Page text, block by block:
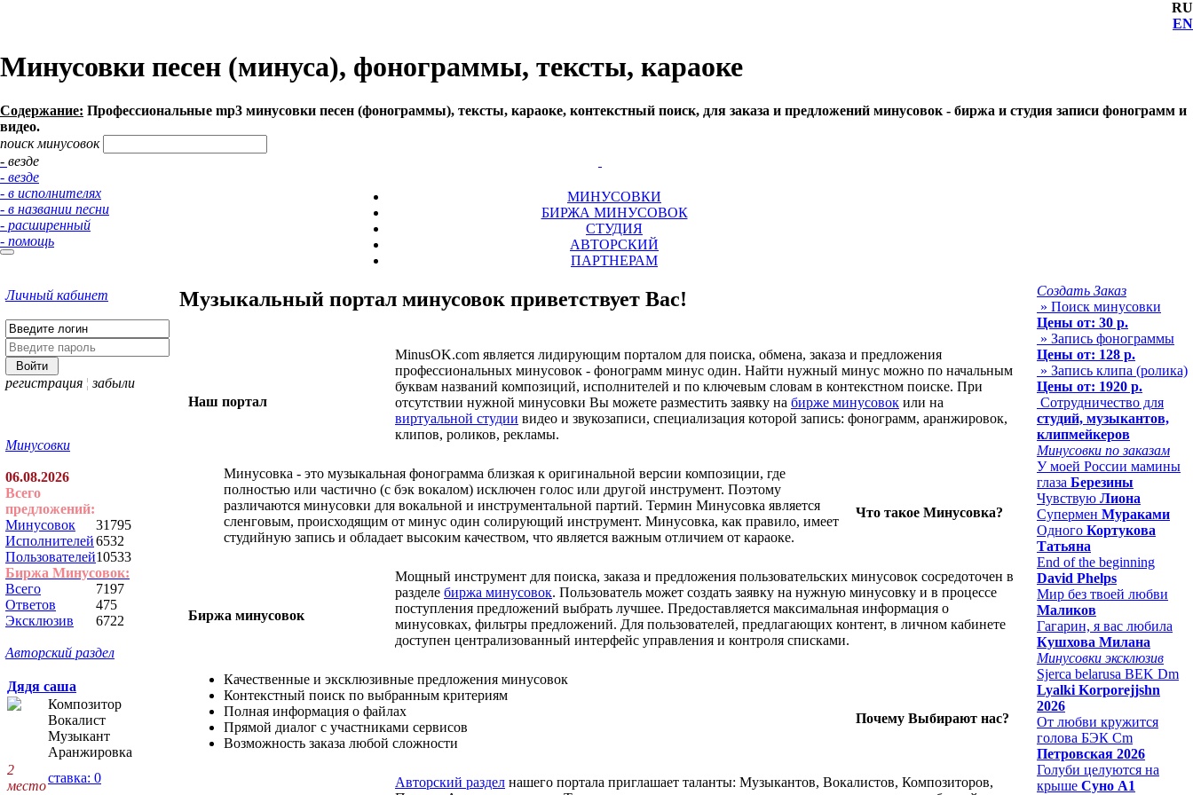
RU
EN
Минусовки песен (минуса), фонограммы, тексты, караоке
Содержание: Профессиональные mp3 минусовки песен (фонограммы), тексты, караоке, контекстный поиск, для заказа и предложений минусовок - биржа и студия записи фонограмм и
видео.
поиск минусовок
- везде
- везде
- в исполнителях
- в названии песни
- расширенный
- помощь
МИНУСОВКИ
БИРЖА МИНУСОВОК
СТУДИЯ
АВТОРСКИЙ
ПАРТНЕРАМ
Личный кабинет
регистрация ¦ забыли
Минусовки
06.08.2026
Всего
предложений:
Минусовок
31795
Исполнителей6532
Пользователей10533
Биржа Минусовок:
Всего
7197
Ответов
475
Эксклюзив
6722
Авторский раздел
Дядя саша
Композитор
Вокалист
Музыкант
Аранжировка
2
место
ставка: 0
Музыкальный портал минусовок приветствует Вас!
Наш портал
MinusOK.com является лидирующим порталом для поиска, обмена, заказа и предложения
профессиональных минусовок - фонограмм минус один. Найти нужный минус можно по начальным
буквам названий композиций, исполнителей и по ключевым словам в контекстном поиске. При
отсутствии нужной минусовки Вы можете разместить заявку на бирже минусовок или на
виртуальной студии видео и звукозаписи, специализация которой запись: фонограмм, аранжировок,
клипов, роликов, рекламы.
Минусовка - это музыкальная фонограмма близкая к оригинальной версии композиции, где
полностью или частично (с бэк вокалом) исключен голос или другой инструмент. Поэтому
различаются минусовки для вокальной и инструментальной партий. Термин Минусовка является
сленговым, происходящим от минус один солирующий инструмент. Минусовка, как правило, имеет
студийную запись и обладает высоким качеством, что является важным отличием от караоке.
Что такое Минусовка?
Биржа минусовок
Мощный инструмент для поиска, заказа и предложения пользовательских минусовок сосредоточен в
разделе биржа минусовок. Пользователь может создать заявку на нужную минусовку и в процессе
поступления предложений выбрать лучшее. Предоставляется максимальная информация о
минусовках, фильтры предложений. Для пользователей, предлагающих контент, в личном кабинете
доступен централизованный интерфейс управления и контроля списками.
Качественные и эксклюзивные предложения минусовок
Контекстный поиск по выбранным критериям
Полная информация о файлах
Прямой диалог с участниками сервисов
Возможность заказа любой сложности
Почему Выбирают нас?
Авторский раздел нашего портала приглашает таланты: Музыкантов, Вокалистов, Композиторов,
Создать Заказ
» Поиск минусовки
Цены от: 30 р.
» Запись фонограммы
Цены от: 128 р.
» Запись клипа (ролика)
Цены от: 1920 р.
Сотрудничество для
студий, музыкантов,
клипмейкеров
Минусовки по заказам
У моей России мамины
глаза Березины
Чувствую Лиона
Супермен Мураками
Одного Кортукова
Татьяна
End of the beginning
David Phelps
Мир без твоей любви
Маликов
Гагарин, я вас любила
Кушхова Милана
Минусовки эксклюзив
Sjerca belarusa BEK Dm
Lyalki Korporejjshn
2026
От любви кружится
голова БЭК Cm
Петровская 2026
Голуби целуются на
крыше Суно А1